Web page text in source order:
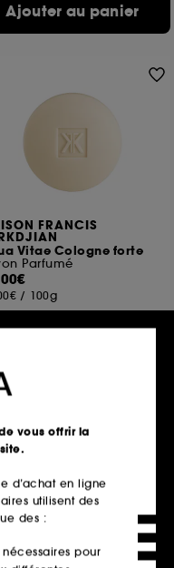
Ajouter au panier
FRANCIS
Vitae Cologne forte
Parfumé
/ 100g
Ajouter au panier
vous offrir la
d’achat en ligne
utilisent des
des :
nécessaires pour